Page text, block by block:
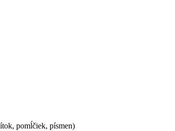
pomĺčiek, písmen)